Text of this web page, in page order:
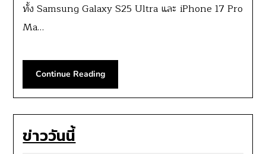
ทั้ง Samsung Galaxy S25 Ultra และ iPhone 17 Pro
Ma…
Continue Reading
ข่าววันนี้